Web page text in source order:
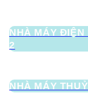
NHÀ MÁY ĐIỆN
2
NHÀ MÁY